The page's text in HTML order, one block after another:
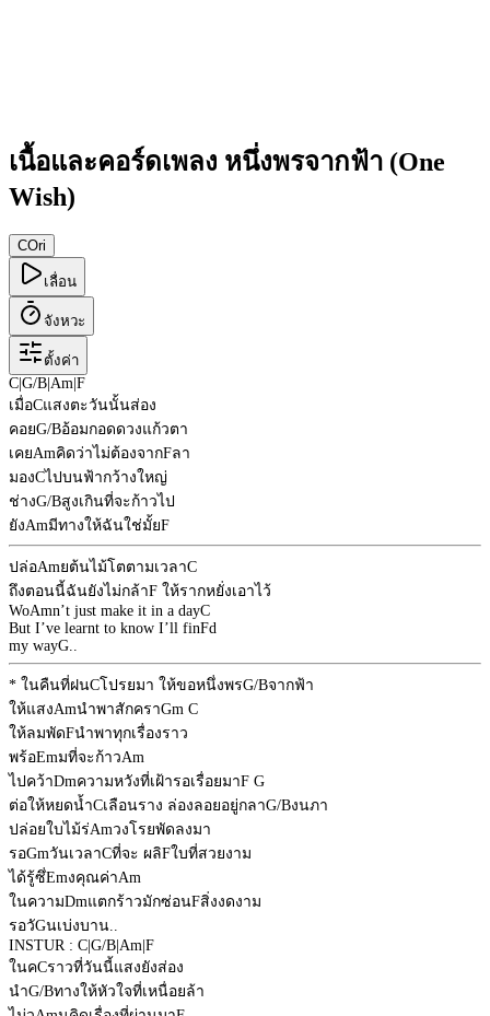
เนื้อและคอร์ดเพลง หนึ่งพรจากฟ้า (One
Wish)
COri
เลื่อน
จังหวะ
ตั้งค่า
C G/B Am F
เมื่อCแสงตะวันนั้นส่อง
คอยG/Bอ้อมกอดดวงแก้วตา
เคยAmคิดว่าไม่ต้องจากFลา
มองCไปบนฟ้ากว้างใหญ่
ช่างG/Bสูงเกินที่จะก้าวไป
ยังAmมีทางให้ฉันใช่มั้ยF
ปล่อAmยต้นไม้โตตามเวลาC
ถึงตอนนี้ฉันยังไม่กล้าF ให้รากหยั่งเอาไว้
WoAmn’t just make it in a dayC
But I’ve learnt to know I’ll finFd
my wayG..
* ในคืนที่ฝนCโปรยมา ให้ขอหนึ่งพรG/Bจากฟ้า
ให้แสงAmนำพาสักคราGm C
ให้ลมพัดFนำพาทุกเรื่องราว
พร้อEmมที่จะก้าวAm
ไปคว้าDmความหวังที่เฝ้ารอเรื่อยมาF G
ต่อให้หยดน้ำCเลือนราง ล่องลอยอยู่กลาG/Bงนภา
ปล่อยใบไม้ร่Amวงโรยพัดลงมา
รอGmวันเวลาCที่จะ ผลิFใบที่สวยงาม
ได้รู้ซึ่Emงคุณค่าAm
ในความDmแตกร้าวมักซ่อนFสิ่งงดงาม
รอวัGนเบ่งบาน..
INSTUR : C G/B Am F
ในคCราวที่วันนี้แสงยังส่อง
นําG/Bทางให้หัวใจที่เหนื่อยล้า